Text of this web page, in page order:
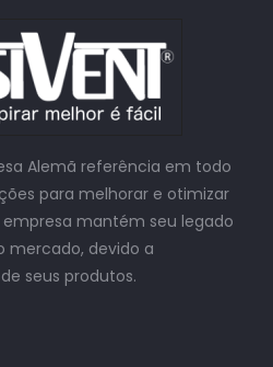
Alemã referência em todo
para melhorar e otimizar
empresa mantém seu legado
mercado, devido a
seus produtos.